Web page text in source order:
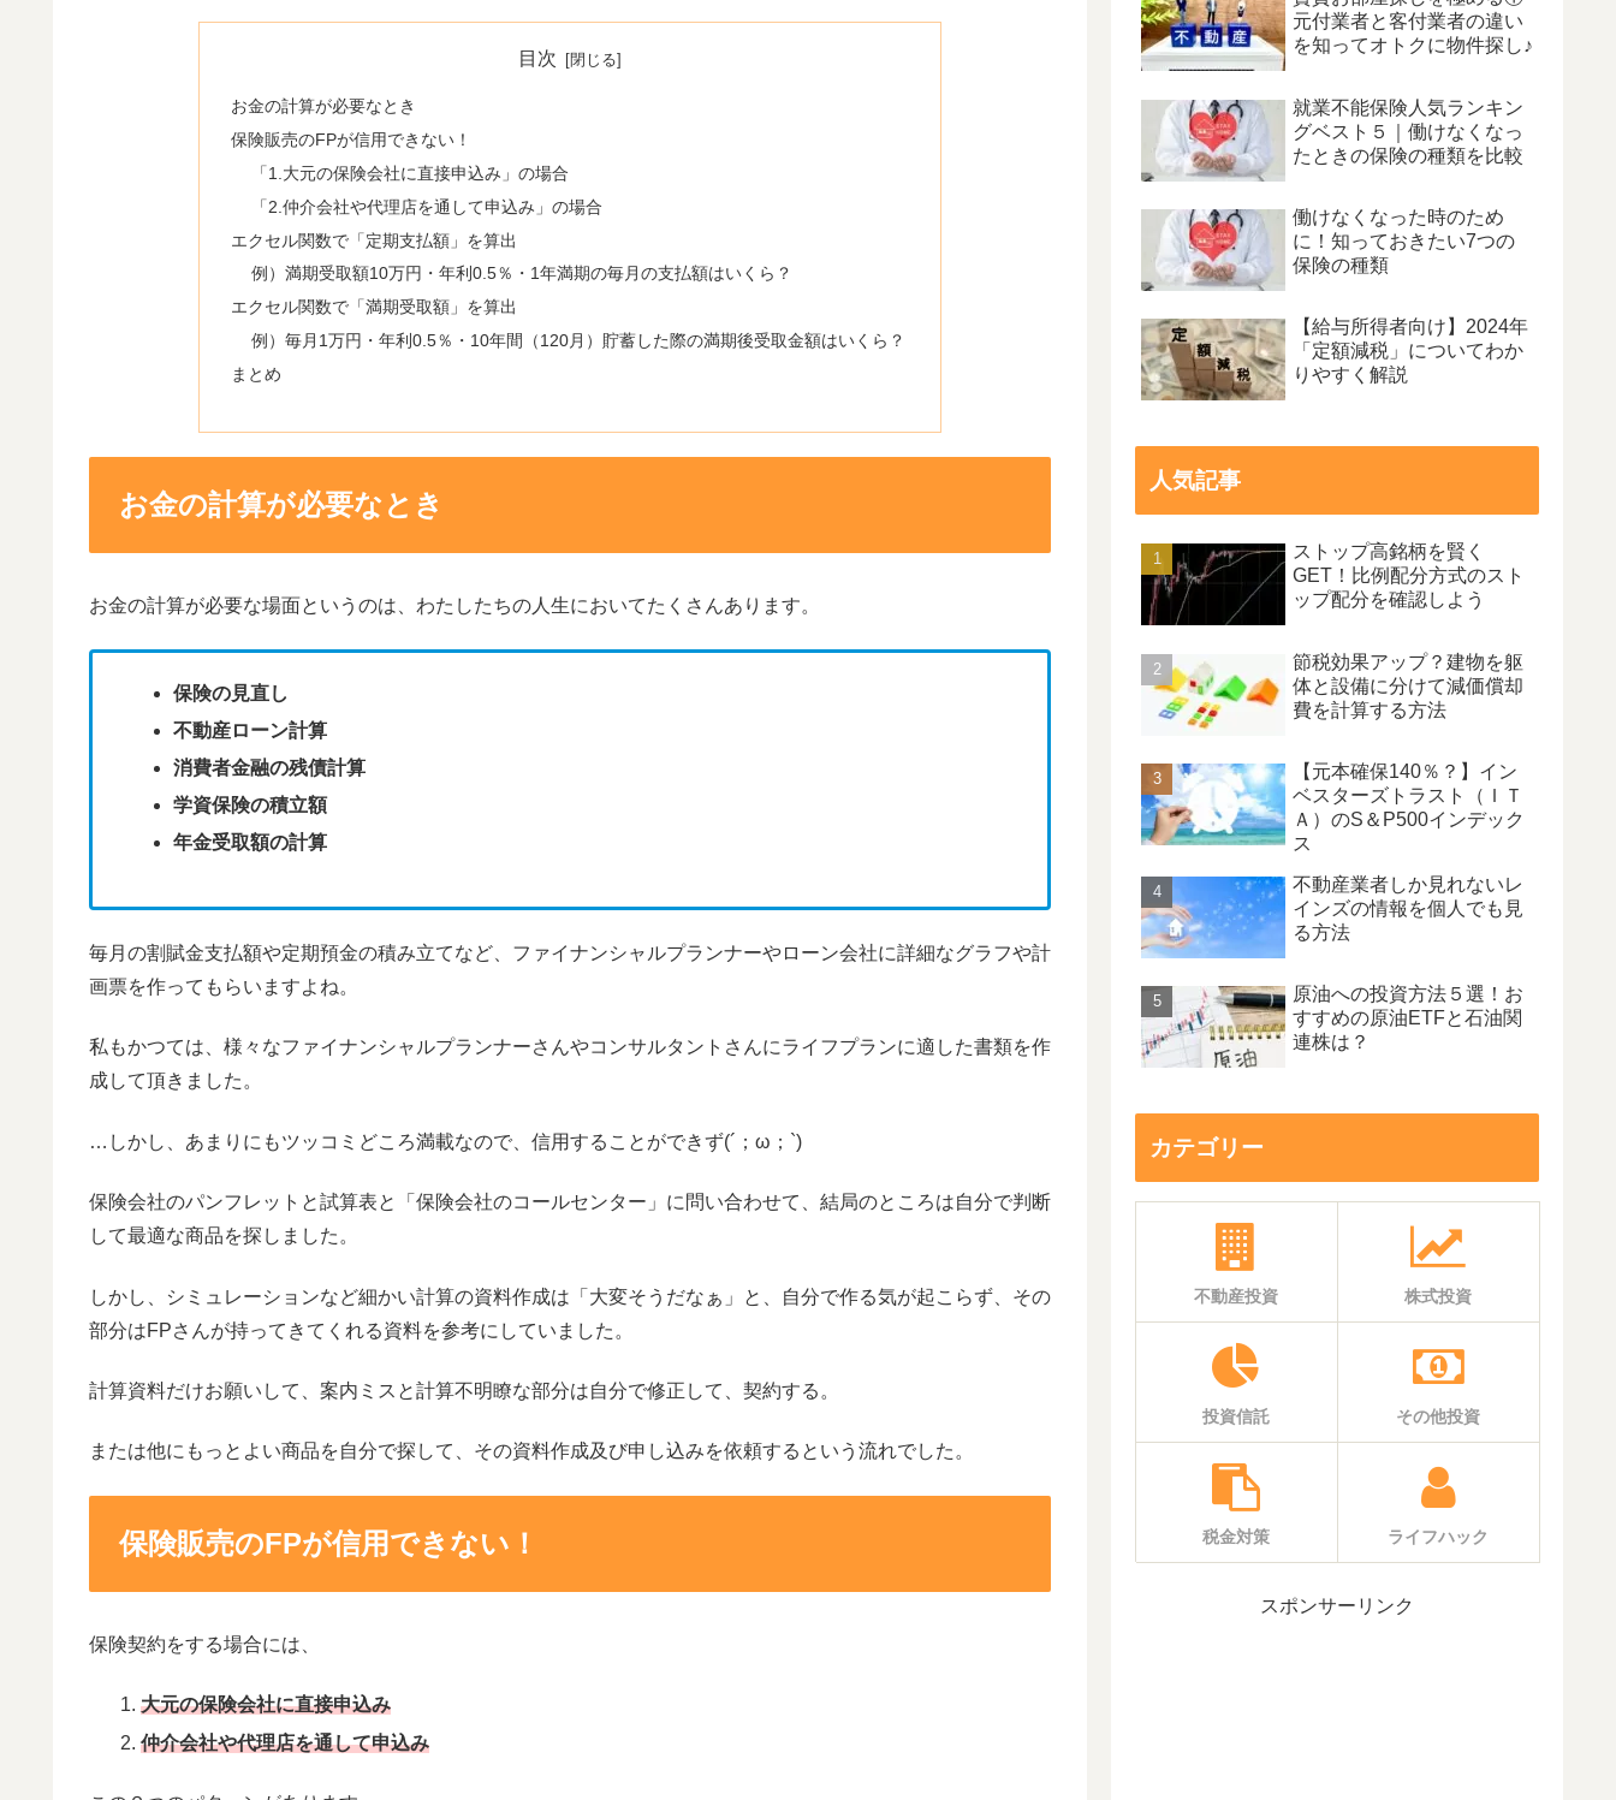
目次
お金の計算が必要なとき
保険販売のFPが信用できない！
「1.大元の保険会社に直接申込み」の場合
「2.仲介会社や代理店を通して申込み」の場合
エクセル関数で「定期支払額」を算出
例）満期受取額10万円・年利0.5％・1年満期の毎月の支払額はいくら？
エクセル関数で「満期受取額」を算出
例）毎月1万円・年利0.5％・10年間（120月）貯蓄した際の満期後受取金額はいくら？
まとめ
お金の計算が必要なとき
お金の計算が必要な場面というのは、わたしたちの人生においてたくさんあります。
保険の見直し
不動産ローン計算
消費者金融の残債計算
学資保険の積立額
年金受取額の計算
毎月の割賦金支払額や定期預金の積み立てなど、ファイナンシャルプランナーやローン会社に詳細なグラフや計
画票を作ってもらいますよね。
私もかつては、様々なファイナンシャルプランナーさんやコンサルタントさんにライフプランに適した書類を作
成して頂きました。
…しかし、あまりにもツッコミどころ満載なので、信用することができず(´；ω；`)
保険会社のパンフレットと試算表と「保険会社のコールセンター」に問い合わせて、結局のところは自分で判断
して最適な商品を探しました。
しかし、シミュレーションなど細かい計算の資料作成は「大変そうだなぁ」と、自分で作る気が起こらず、その
部分はFPさんが持ってきてくれる資料を参考にしていました。
計算資料だけお願いして、案内ミスと計算不明瞭な部分は自分で修正して、契約する。
または他にもっとよい商品を自分で探して、その資料作成及び申し込みを依頼するという流れでした。
保険販売のFPが信用できない！
保険契約をする場合には、
大元の保険会社に直接申込み
仲介会社や代理店を通して申込み
元付業者と客付業者の違い
を知ってオトクに物件探し♪
就業不能保険人気ランキン
グベスト５｜働けなくなっ
たときの保険の種類を比較
働けなくなった時のため
に！知っておきたい7つの
保険の種類
【給与所得者向け】2024年
「定額減税」についてわか
りやすく解説
人気記事
ストップ高銘柄を賢く
GET！比例配分方式のスト
ップ配分を確認しよう
節税効果アップ？建物を躯
体と設備に分けて減価償却
費を計算する方法
【元本確保140％？】イン
ベスターズトラスト（ＩＴ
Ａ）のS＆P500インデック
ス
不動産業者しか見れないレ
インズの情報を個人でも見
る方法
原油への投資方法５選！お
すすめの原油ETFと石油関
連株は？
カテゴリー
不動産投資 株式投資
投資信託 その他投資
税金対策 ライフハック
スポンサーリンク